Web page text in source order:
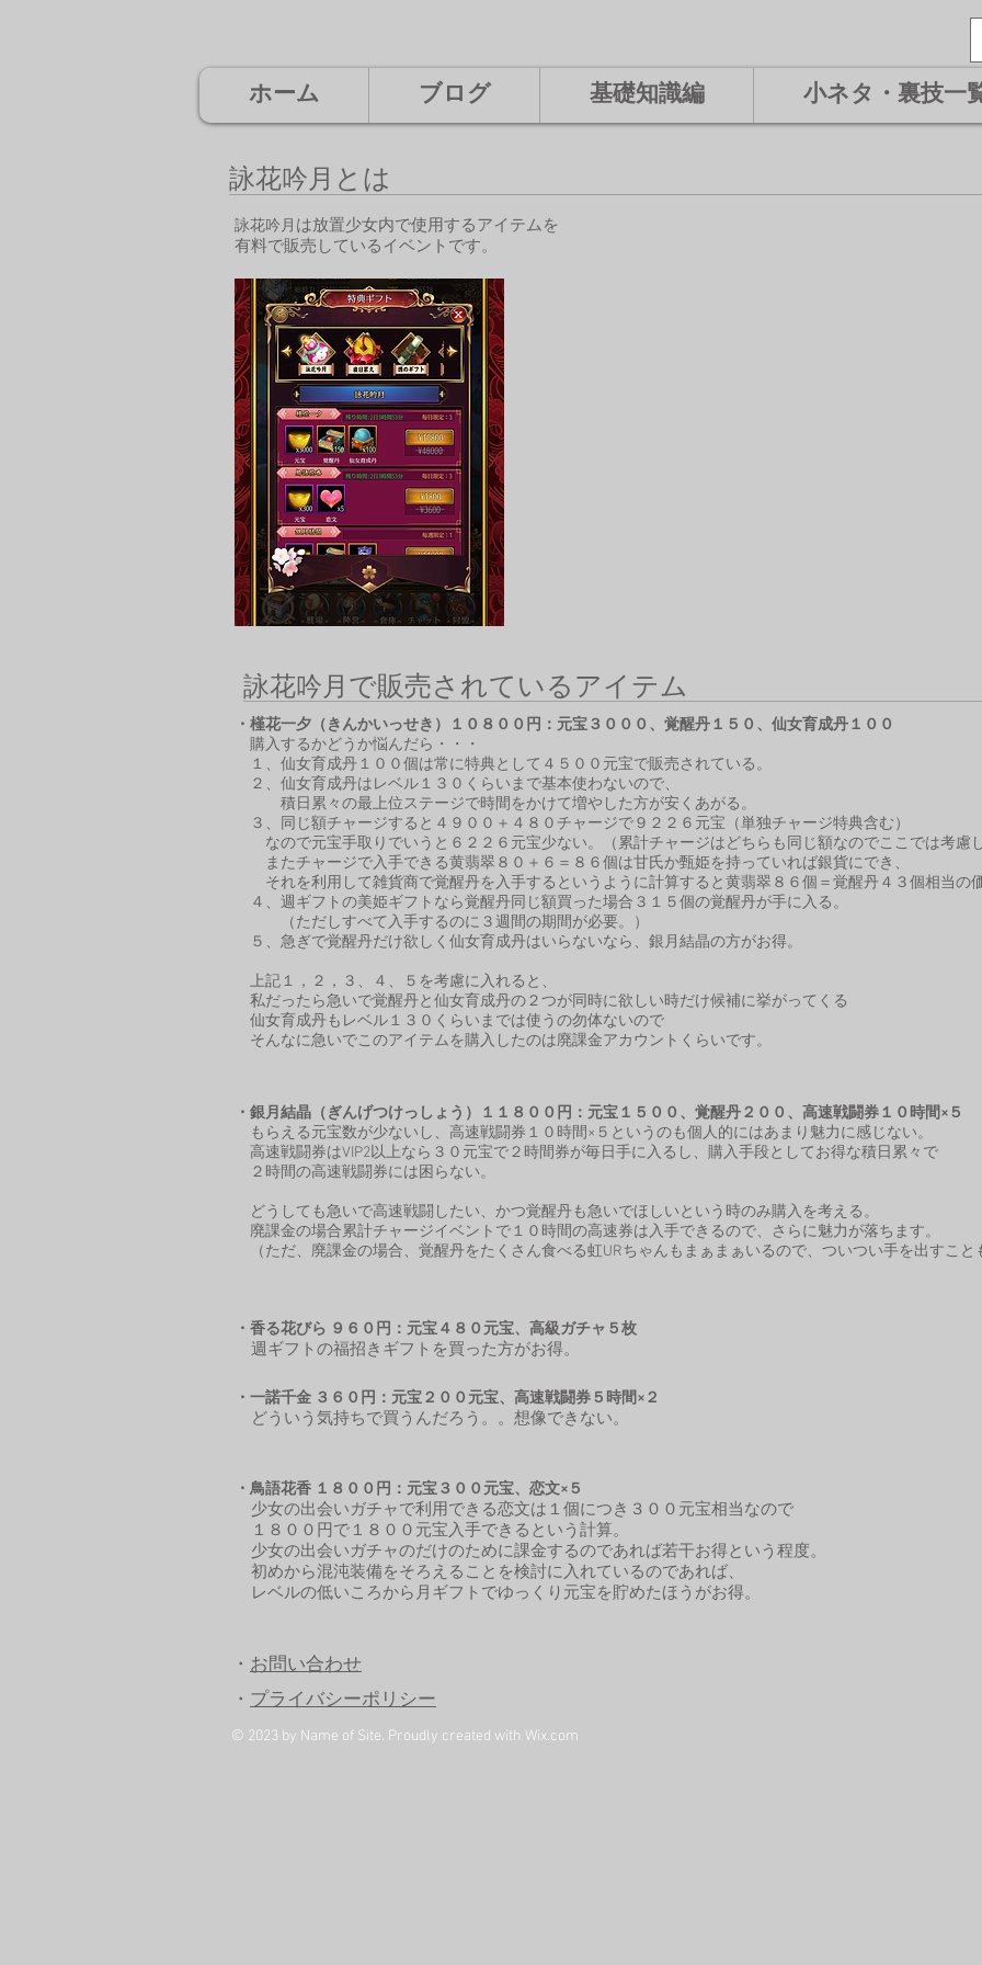
ホーム ブログ 基礎知識編 小ネタ・裏技一
​詠花吟月 とは
​詠花吟月 は放置少女内で使用するアイテムを
有料で販売しているイベントです。
​詠花吟月 で販売されているアイテム
・槿花一夕（きんかいっせき）１０８００円：元宝３０００、覚醒丹１５０、仙女育成丹１００
購入するかどうか悩んだら・・・
１、仙女育成丹１００個は常に特典として４５００元宝で販売されている。
２、仙女育成丹はレベル１３０くらいまで基本使わないので、
積日累々の最上位ステージで時間をかけて増やした方が安くあがる。
​ ３、同じ額チャージすると４９００＋４８０チャージで９２２６元宝（単独チャージ特典含む）
なので元宝手取りでいうと６２２６元宝少ない。（累計チャージはどちらも同じ額なのでここでは考慮し
またチャージで入手できる黄翡翠８０＋６＝８６個は甘氏か甄姫を持っていれば銀貨にでき、
それを利用して雑貨商で覚醒丹を入手するというように計算すると黄翡翠８６個＝覚醒丹４３個相当の価
４、週ギフトの美姫ギフトなら覚醒丹同じ額買った場合３１５個の覚醒丹が手に入る。
（ただしすべて入手するのに３週間の期間が必要。）
５、急ぎで覚醒丹だけ欲しく仙女育成丹はいらないなら、銀月結晶の方がお得。
上記１，２，３、４、５を考慮に入れると、
私だったら急いで覚醒丹と仙女育成丹の２つが同時に欲しい時だけ候補に挙がってくる
仙女育成丹もレベル１３０くらいまでは使うの勿体ないので
​ そんなに急いでこのアイテムを購入したのは廃課金アカウントくらいです。
・銀月結晶（ぎんげつけっしょう）１１８００円：元宝１５００、覚醒丹２００、高速戦闘券１０時間×５
もらえる元宝数が少ないし、高速戦闘券１０時間×５というのも個人的にはあまり魅力に感じない。
高速戦闘券はVIP2以上なら３０元宝で２時間券が毎日手に入るし、購入手段としてお得な​積日累々で
２時間の高速戦闘券には困らない。
どうしても急いで高速戦闘したい、かつ覚醒丹も急いでほしいという時のみ購入を考える。
廃課金の場合累計チャージイベントで１０時間の高速券は入手できるので、さらに魅力が落ちます。
（ただ、廃課金の場合、覚醒丹をたくさん食べる虹URちゃんもまぁまぁいるので、ついつい手を出すこと
・香る花びら ９６０円：元宝４８０元宝、高級ガチャ５枚
週ギフトの福招きギフトを買った方がお得。
・一諾千金 ３６０円：元宝２００元宝、高速戦闘券５時間×２
どういう気持ちで買うんだろう。。想像できない。
・鳥語花香 １８００円：元宝３００元宝、恋文×５
少女の出会いガチャで利用できる恋文は１個につき３００元宝相当なので
１８００円で１８００元宝入手できるという計算。
少女の出会いガチャのだけのために課金するのであれば若干お得という程度。
初めから混沌装備をそろえることを検討に入れているのであれば、
​ レベルの低いころから月ギフトでゆっくり元宝を貯めたほうがお得。
・ お問い合わせ
・ プライバシーポリシー
© 2023 by Name of Site. Proudly created with Wix.com